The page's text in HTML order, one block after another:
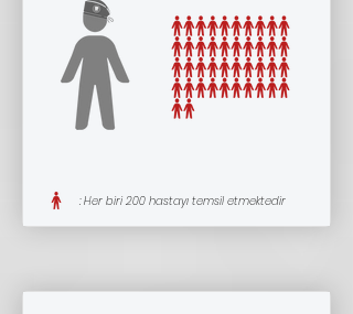
: Her biri 200 hastayı temsil etmektedir